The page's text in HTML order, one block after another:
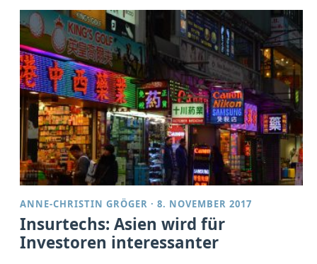
ANNE-CHRISTIN GRÖGER ·8. NOVEMBER 2017
Insurtechs: Asien wird für
Investoren interessanter